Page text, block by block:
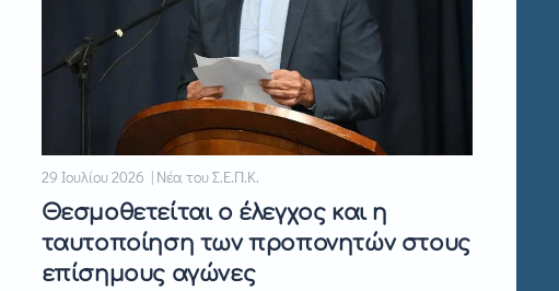
29 Ιουλίου 2026 | Νέα του Σ.Ε.Π.Κ.
Θεσμοθετείται ο έλεγχος και η
ταυτοποίηση των προπονητών στους
επίσημους αγώνες